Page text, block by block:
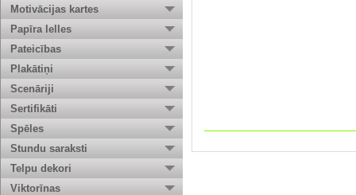
Motivācijas kartes
Papīra lelles
Pateicības
Plakātiņi
Scenāriji
Sertifikāti
Spēles
Stundu saraksti
Telpu dekori
Viktorīnas